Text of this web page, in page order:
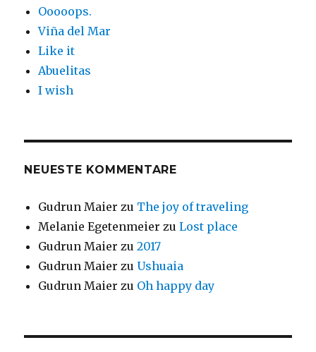
Ooooops.
Viña del Mar
Like it
Abuelitas
I wish
NEUESTE KOMMENTARE
Gudrun Maier zu The joy of traveling
Melanie Egetenmeier zuLost place
Gudrun Maier zu2017
Gudrun Maier zuUshuaia
Gudrun Maier zu Oh happy day